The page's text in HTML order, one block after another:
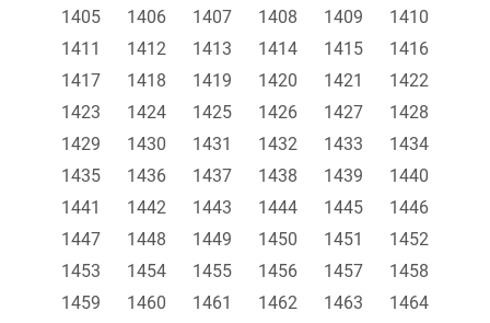
1405
1406 1407 1408 1409
1410
1411
1412 1413 1414 1415
1416
1417
1418 1419 1420 1421
1422
1423
1424 1425 1426 1427
1428
1429
1430 1431 1432 1433
1434
1435
1436 1437 1438 1439
1440
1441
1442 1443 1444 1445
1446
1447
1448 1449 1450 1451
1452
1453
1454 1455 1456 1457
1458
1459
1460 1461 1462 1463
1464